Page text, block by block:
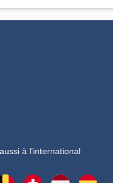
à l'international